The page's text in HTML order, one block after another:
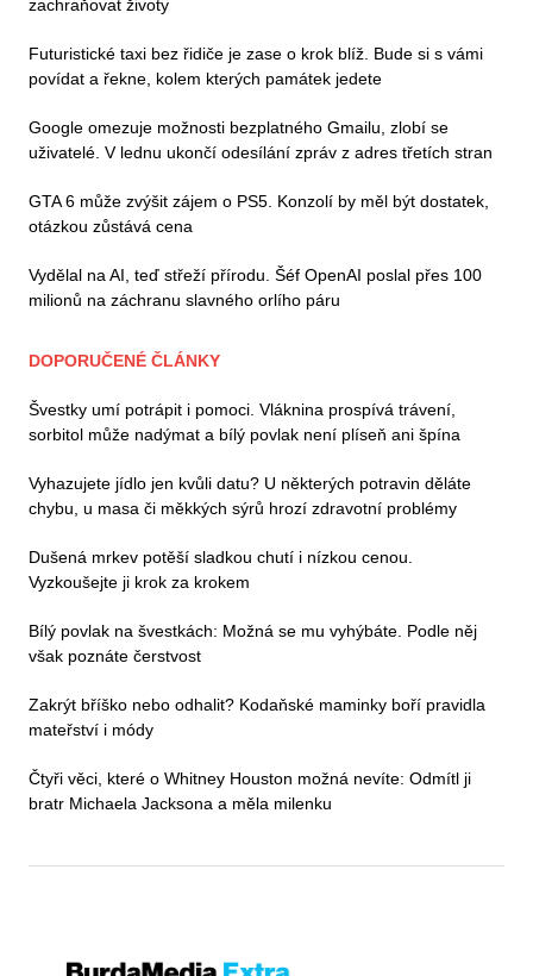
zachraňovat životy
Futuristické taxi bez řidiče je zase o krok blíž. Bude si s vámi
povídat a řekne, kolem kterých památek jedete
Google omezuje možnosti bezplatného Gmailu, zlobí se
uživatelé. V lednu ukončí odesílání zpráv z adres třetích stran
GTA 6 může zvýšit zájem o PS5. Konzolí by měl být dostatek,
otázkou zůstává cena
Vydělal na AI, teď střeží přírodu. Šéf OpenAI poslal přes 100
milionů na záchranu slavného orlího páru
DOPORUČENÉ ČLÁNKY
Švestky umí potrápit i pomoci. Vláknina prospívá trávení,
sorbitol může nadýmat a bílý povlak není plíseň ani špína
Vyhazujete jídlo jen kvůli datu? U některých potravin děláte
chybu, u masa či měkkých sýrů hrozí zdravotní problémy
Dušená mrkev potěší sladkou chutí i nízkou cenou.
Vyzkoušejte ji krok za krokem
Bílý povlak na švestkách: Možná se mu vyhýbáte. Podle něj
však poznáte čerstvost
Zakrýt bříško nebo odhalit? Kodaňské maminky boří pravidla
mateřství i módy
Čtyři věci, které o Whitney Houston možná nevíte: Odmítl ji
bratr Michaela Jacksona a měla milenku